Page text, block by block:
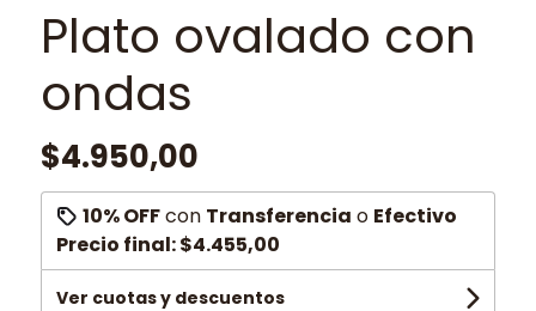
Plato ovalado con
ondas
$4.950,00
10% OFFcon Transferencia o Efectivo
Precio final:$4.455,00
Ver cuotas y descuentos